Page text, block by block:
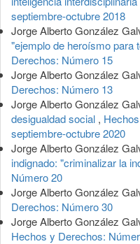
septiembre-octubre 2018
Jorge Alberto González
"ejemplo de heroísmo para
Derechos: Número 15
Jorge Alberto González
Derechos: Número 13
Jorge Alberto González
desigualdad social ,
septiembre-octubre 2020
Jorge Alberto González
indignado: "criminalizar la
Número 20
Jorge Alberto González
Derechos: Número 30
Jorge Alberto González
Hechos y Derechos: